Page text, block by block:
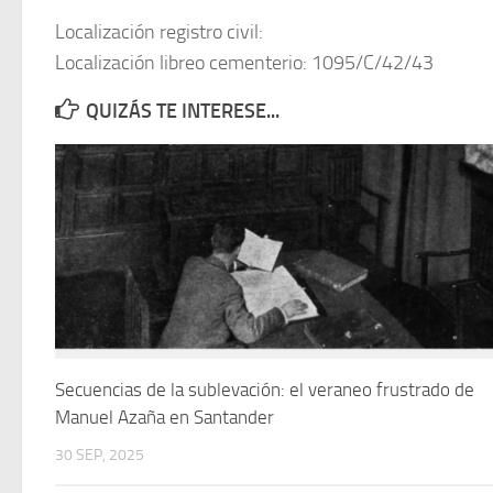
Localización registro civil:
Localización libreo cementerio: 1095/C/42/43
QUIZÁS TE INTERESE...
Secuencias de la sublevación: el veraneo frustrado de
Manuel Azaña en Santander
30 SEP, 2025